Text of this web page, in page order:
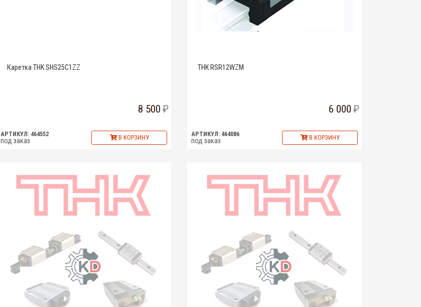
Каретка THK SHS25C1ZZ
8 500
АРТИКУЛ: 464552
под заказ В КОРЗИНУ
THK RSR12WZM
6 000
АРТИКУЛ: 464086
под заказ В КОРЗИНУ